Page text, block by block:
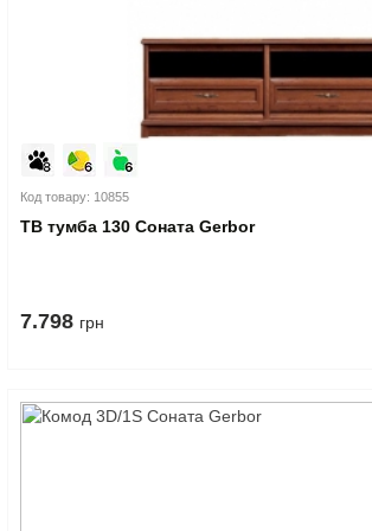
Код товару: 10855
ТВ тумба 130 Соната Gerbor
7.798 грн